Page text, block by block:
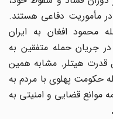
مأموریت دفاعی هستند.
افغان به ایران
جریان حمله متفقین به
قدرت هیتلر. مشابه همین
حکومت پهلوی با مردم به
قضایی و امنیتی به